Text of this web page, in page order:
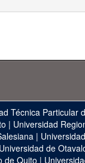
Técnica Particular
| Universidad
|
Universidad de
de Quito |